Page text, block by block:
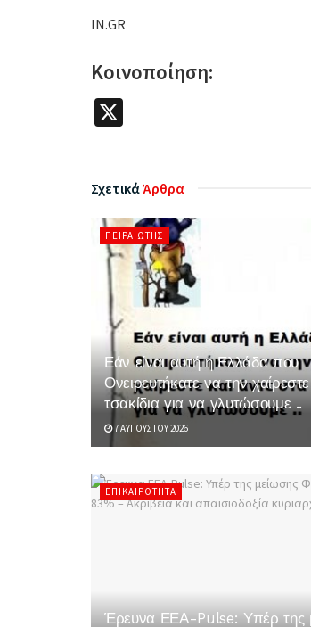
IN.GR
Κοινοποίηση:
ΣχετικάΆρθρα
ΠΕΙΡΑΙΏΤΗΣ
Εάν είναι αυτή η Ελλάδα που
Ονειρευτήκατε να την
τσακίδια για να γλυτώσουμε ..
7 ΑΥΓΟΎΣΤΟΥ 2026
ΕΠΙΚΑΙΡΌΤΗΤΑ
Έρευνα ΕΕΑ-Pulse: Υπέρ της